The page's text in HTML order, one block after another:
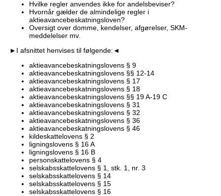
Hvilke regler anvendes ikke for andelsbeviser?
Hvornår gælder de almindelige regler i
aktieavancebeskatningsloven?
Oversigt over domme, kendelser, afgørelser, SKM-
meddelelser mv.
►I afsnittet henvises til følgende:◄
aktieavancebeskatningslovens § 9
aktieavancebeskatningslovens §§ 12-14
aktieavancebeskatningslovens § 17
aktieavancebeskatningslovens § 18
aktieavancebeskatningslovens §§ 19 A-19 C
aktieavancebeskatningslovens § 31
aktieavancebeskatningslovens § 32
aktieavancebeskatningslovens § 36
aktieavancebeskatningslovens § 46
kildeskattelovens § 2
ligningslovens § 16 A
ligningslovens § 16 B
personskattelovens § 4
selskabsskattelovens § 1, stk. 1, nr. 3
selskabsskattelovens § 14
selskabsskattelovens § 15
selskabsskattelovens § 16